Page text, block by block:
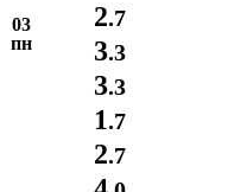
03
пн
2.7
3.3
3.3
1.7
2.7